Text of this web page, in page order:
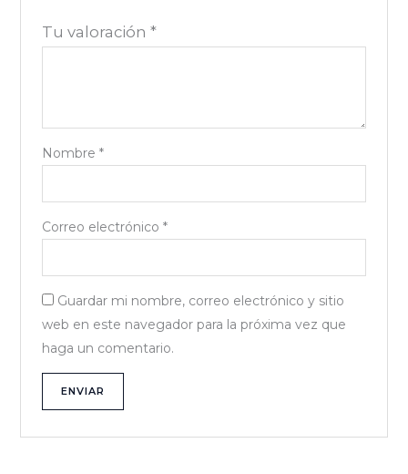
Tu valoración *
Nombre *
Correo electrónico *
Guardar mi nombre, correo electrónico y sitio
web en este navegador para la próxima vez que
haga un comentario.